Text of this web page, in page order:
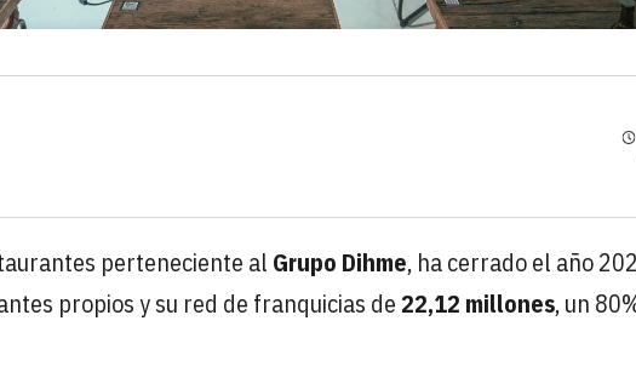
perteneciente al Grupo Dihme, ha cerrado el año
propios y su red de franquicias de22,12 millones, un